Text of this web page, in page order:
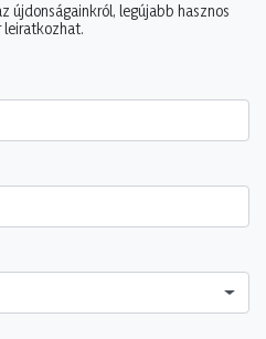
újdonságainkról, legújabb hasznos
leiratkozhat.